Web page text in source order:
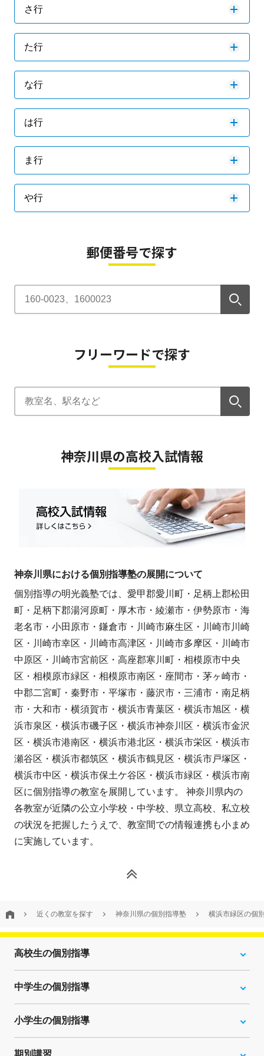
さ行
た行
な行
は行
ま行
や行
郵便番号で探す
フリーワードで探す
神奈川県の高校入試情報
神奈川県における個別指導塾の展開について
個別指導の明光義塾では、愛甲郡愛川町・足柄上郡松田
町・足柄下郡湯河原町・厚木市・綾瀬市・伊勢原市・海
老名市・小田原市・鎌倉市・川崎市麻生区・川崎市川崎
区・川崎市幸区・川崎市高津区・川崎市多摩区・川崎市
中原区・川崎市宮前区・高座郡寒川町・相模原市中央
区・相模原市緑区・相模原市南区・座間市・茅ヶ崎市・
中郡二宮町・秦野市・平塚市・藤沢市・三浦市・南足柄
市・大和市・横須賀市・横浜市青葉区・横浜市旭区・横
浜市泉区・横浜市磯子区・横浜市神奈川区・横浜市金沢
区・横浜市港南区・横浜市港北区・横浜市栄区・横浜市
瀬谷区・横浜市都筑区・横浜市鶴見区・横浜市戸塚区・
横浜市中区・横浜市保土ケ谷区・横浜市緑区・横浜市南
区に個別指導の教室を展開しています。 神奈川県内の
各教室が近隣の公立小学校・中学校、県立高校、私立校
の状況を把握したうえで、教室間での情報連携も小まめ
に実施しています。
近くの教室を探す 神奈川県の個別指導塾 横浜市緑区の個
高校生の個別指導
中学生の個別指導
小学生の個別指導
期別講習